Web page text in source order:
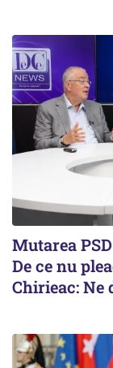
Mutarea
De ce nu
Chirieac: Ne